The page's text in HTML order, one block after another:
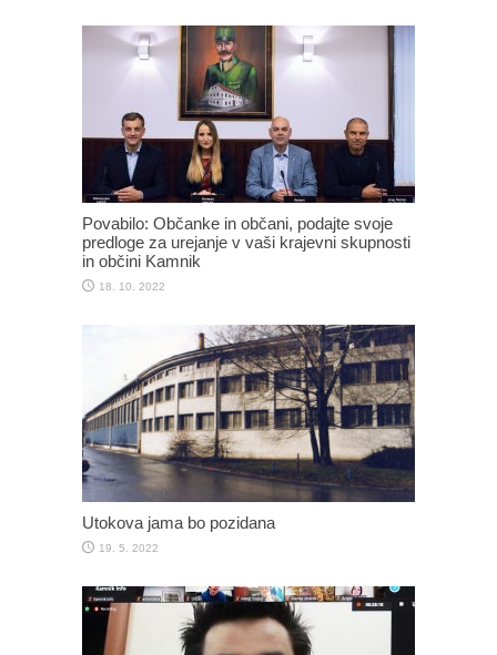
Povabilo: Občanke in občani, podajte svoje
predloge za urejanje v vaši krajevni skupnosti
in občini Kamnik
18. 10. 2022
Utokova jama bo pozidana
19. 5. 2022